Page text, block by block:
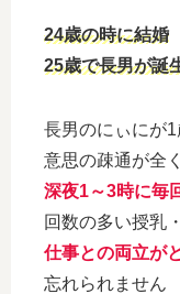
24歳の時に結婚
25歳で長男が誕
長男のにぃにが
意思の疎通が全
深夜1～3時に毎
回数の多い授乳
仕事との両立が
忘れられません